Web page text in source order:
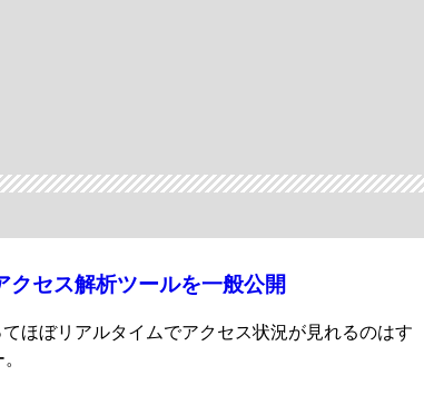
クセス解析ツールを一般公開
てほぼリアルタイムでアクセス状況が見れるのはす